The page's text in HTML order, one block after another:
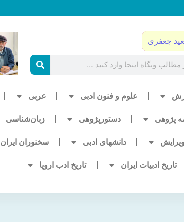
جعفری
علوم و فنون ادبی عربی
پژوهی دستورپژوهی زبان‌شناسی
ویرایش دانشهای ادبی سخنوران ایران
تاریخ ادبیات ایران تاریخ ادب اروپا